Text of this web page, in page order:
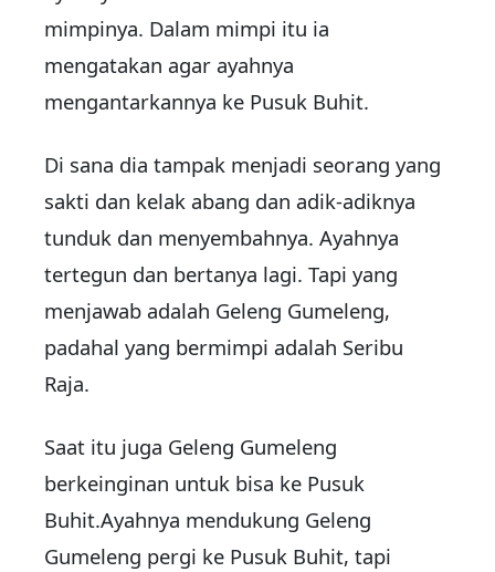
mimpinya. Dalam mimpi itu ia
mengatakan agar ayahnya
mengantarkannya ke Pusuk Buhit.
Di sana dia tampak menjadi seorang yang
sakti dan kelak abang dan adik-adiknya
tunduk dan menyembahnya. Ayahnya
tertegun dan bertanya lagi. Tapi yang
menjawab adalah Geleng Gumeleng,
padahal yang bermimpi adalah Seribu
Raja.
Saat itu juga Geleng Gumeleng
berkeinginan untuk bisa ke Pusuk
Buhit.Ayahnya mendukung Geleng
Gumeleng pergi ke Pusuk Buhit, tapi